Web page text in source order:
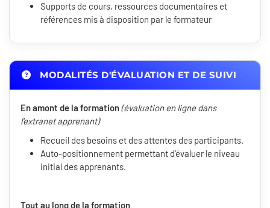
Supports de cours, ressources documentaires et
références mis à disposition par le formateur
MODALITÉS D'ÉVALUATION ET DE SUIVI
En amont de la formation(évaluation en ligne dans
l'extranet apprenant)
Recueil des besoins et des attentes des participants.
Auto-positionnement permettant d'évaluer le niveau
initial des apprenants.
Tout au long de la formation